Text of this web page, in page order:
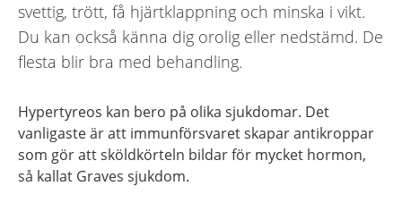
svettig, trött, få hjärtklappning och minska i vikt.
Du kan också känna dig orolig eller nedstämd. De
flesta blir bra med behandling.
Hypertyreos kan bero på olika sjukdomar. Det
vanligaste är att immunförsvaret skapar antikroppar
som gör att sköldkörteln bildar för mycket hormon,
så kallat Graves sjukdom.